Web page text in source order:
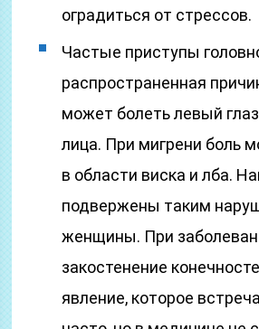
оградиться от стрессов.
Частые приступы
распространенная
может болеть левый
лица. При мигрени боль
в области виска и лба.
подвержены таким
женщины. При
закостенение
явление, которое